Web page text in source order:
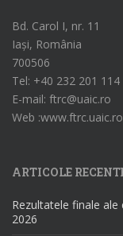
Bd. Carol I, nr. 11
Iași, România
700506
Tel: +40 232 201 114
E-mail: ftrc@uaic.ro
Web :www.ftrc.uaic.ro
ARTICOLE
Rezultatele finale
2026